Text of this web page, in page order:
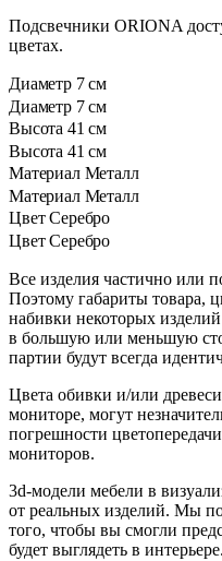
Подсвечники ORIONA
цветах.
Диаметр 7 см
Диаметр 7 см
Высота 41 см
Высота 41 см
Материал Металл
Материал Металл
Цвет Серебро
Цвет Серебро
Все изделия частично или
Поэтому габариты товара,
набивки некоторых
в большую или меньшую
партии будут всегда
Цвета обивки и/или
мониторе, могут
погрешности
мониторов.
3d-модели мебели в
от реальных изделий. Мы
того, чтобы вы смогли
будет выглядеть в интерьере.